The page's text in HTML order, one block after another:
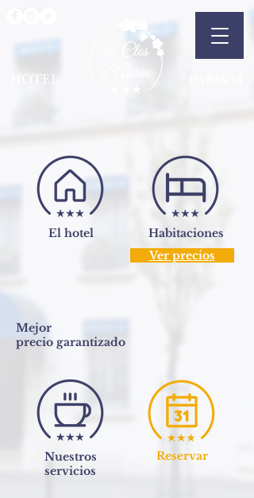
HOTEL
El hotel
Habitaciones
Ver precios
Mejor
precio garantizado
Nuestros
servicios
Reservar